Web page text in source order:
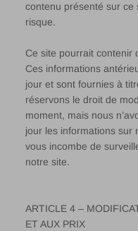
contenu présenté sur ce
risque.
Ce site pourrait contenir
Ces informations
jour et sont fournies à
réservons le droit de
moment, mais nous
jour les informations sur
vous incombe de
notre site.
ARTICLE 4 –
ET AUX PRIX